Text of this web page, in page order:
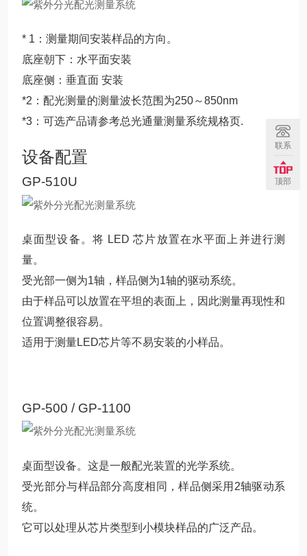
* 1：测量期间安装样品的方向。
底座朝下：水平面安装
底座侧：垂直面 安装
*2：配光测量的测量波长范围为250～850nm
*3：可选产品请参考总光通量测量系统规格页.
设备配置
GP-510U
桌面型设备。将 LED 芯片放置在水平面上并进行测
量。
受光部一侧为1轴，样品侧为1轴的驱动系统。
由于样品可以放置在平坦的表面上，因此测量再现性和
位置调整很容易。
适用于测量LED芯片等不易安装的小样品。
GP-500 / GP-1100
桌面型设备。这是一般配光装置的光学系统。
受光部分与样品部分高度相同，样品侧采用2轴驱动系
统。
它可以处理从芯片类型到小模块样品的广泛产品。
联系
顶部